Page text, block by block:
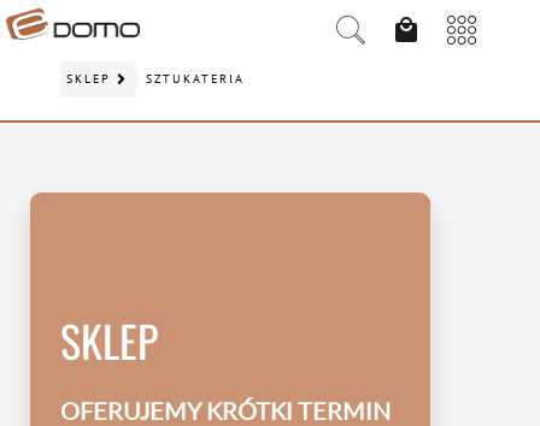
SKLEP SZTUKATERIA
SKLEP
OFERUJEMY KRÓTKI TERMIN